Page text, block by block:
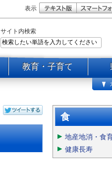
表示
サイト内検索
教育・子育て
食
地産地消・食
健康長寿